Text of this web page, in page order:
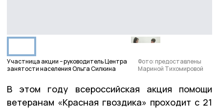
Участница акции – руководитель Центра
занятости населения Ольга Силкина
Фото: предоставлены
Мариной Тихомировой
В этом году всероссийская акция помощи
ветеранам «Красная гвоздика» проходит с 21